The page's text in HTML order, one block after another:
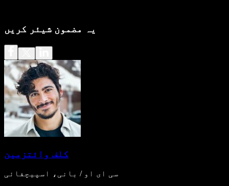
یہ مضمون شیئر کریں
کلف وائتزمین
سی ای او / بانی، اسپیچفائی